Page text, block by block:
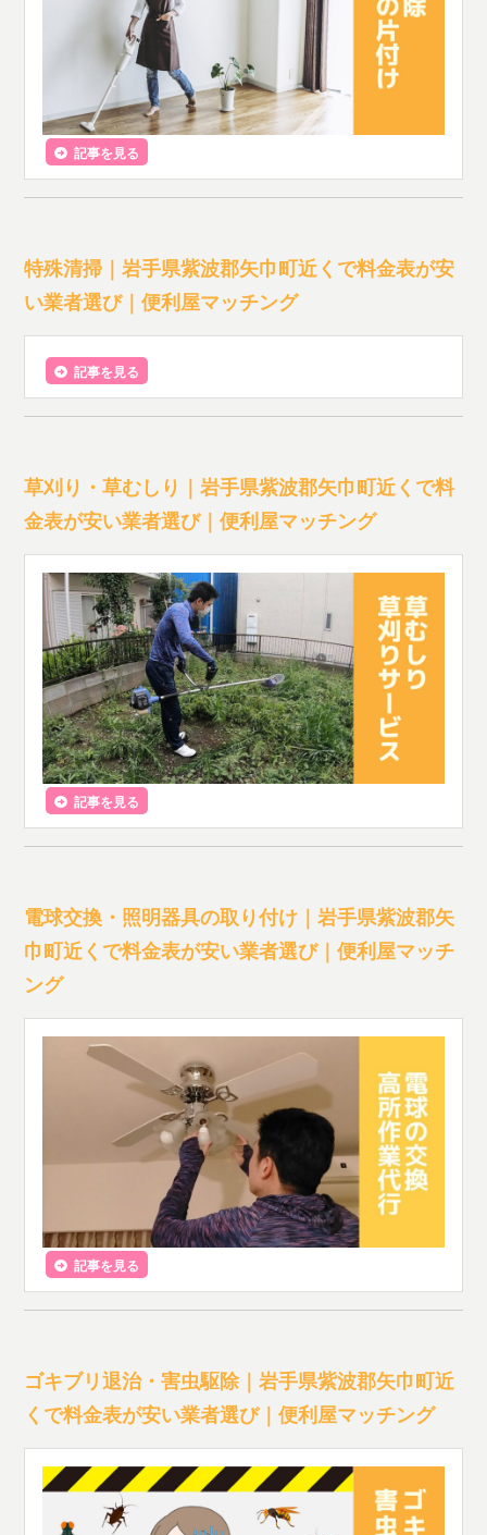
記事を見る
特殊清掃｜岩手県紫波郡矢巾町近くで料金表が安
い業者選び｜便利屋マッチング
記事を見る
草刈り・草むしり｜岩手県紫波郡矢巾町近くで料
金表が安い業者選び｜便利屋マッチング
記事を見る
電球交換・照明器具の取り付け｜岩手県紫波郡矢
巾町近くで料金表が安い業者選び｜便利屋マッチ
ング
記事を見る
ゴキブリ退治・害虫駆除｜岩手県紫波郡矢巾町近
くで料金表が安い業者選び｜便利屋マッチング